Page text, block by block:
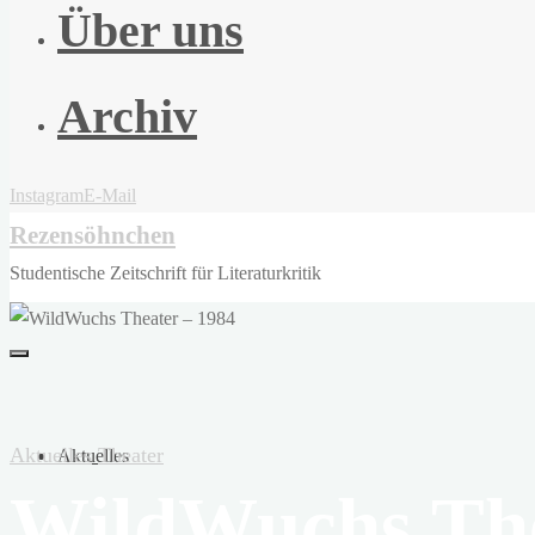
Über uns
Archiv
InstagramE-Mail
Rezensöhnchen
Studentische Zeitschrift für Literaturkritik
Aktuelles
Aktuelles Theater